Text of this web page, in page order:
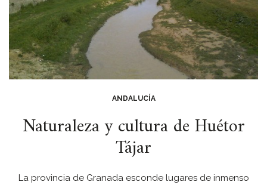
ANDALUCÍA
Naturaleza y cultura de Huétor
Tájar
La provincia de Granada esconde lugares de inmenso